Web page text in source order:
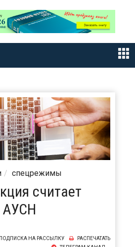
спецрежимы
считает
АУСН
РАСПЕЧАТАТЬ
ПОДПИСКА НА РАССЫЛКУ